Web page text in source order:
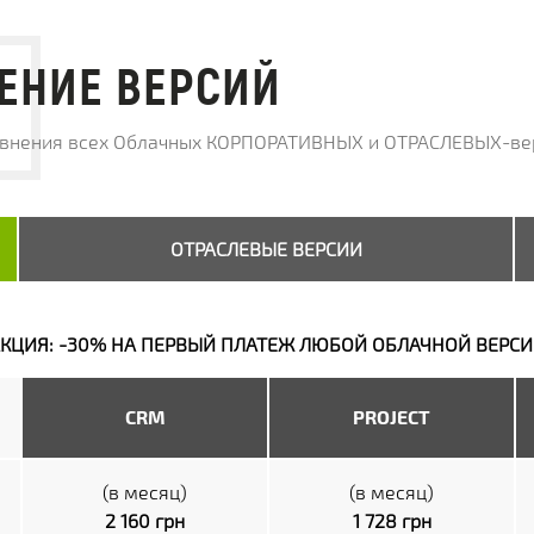
РЕШЕНИЯВЕРСИЙ
всех Облачных КОРПОРАТИВНЫХ и ОТРАСЛЕВЫХ-
ОТРАСЛЕВЫЕ ВЕРСИИ
-30% НА ПЕРВЫЙ ПЛАТЕЖ ЛЮБОЙ ОБЛАЧНОЙ
CRM PROJECT
(в месяц)
2 160 грн
(в месяц)
1 728 грн